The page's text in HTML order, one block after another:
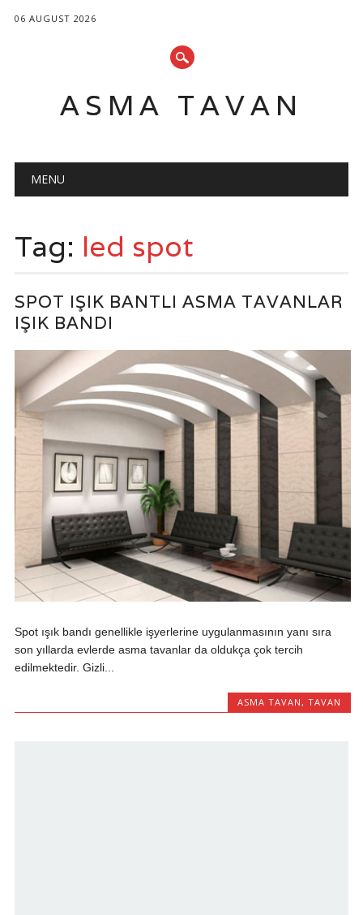
06 AUGUST 2026
ASMA TAVAN
Main menu
MENU
Tag: led spot
SPOT IŞIK BANTLI ASMA TAVANLAR
IŞIK BANDI
Spot ışık bandı genellikle işyerlerine uygulanmasının yanı sıra
son yıllarda evlerde asma tavanlar da oldukça çok tercih
edilmektedir. Gizli...
ASMA TAVAN , TAVAN